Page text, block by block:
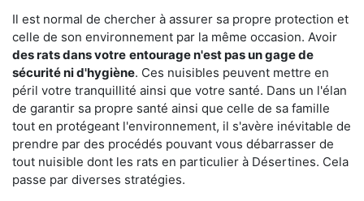
Il est normal de chercher à assurer sa propre protection et
celle de son environnement par la même occasion. Avoir
des rats dans votre entourage n'est pas un gage de
sécurité ni d'hygiène. Ces nuisibles peuvent mettre en
péril votre tranquillité ainsi que votre santé. Dans un l'élan
de garantir sa propre santé ainsi que celle de sa famille
tout en protégeant l'environnement, il s'avère inévitable de
prendre par des procédés pouvant vous débarrasser de
tout nuisible dont les rats en particulier à Désertines. Cela
passe par diverses stratégies.